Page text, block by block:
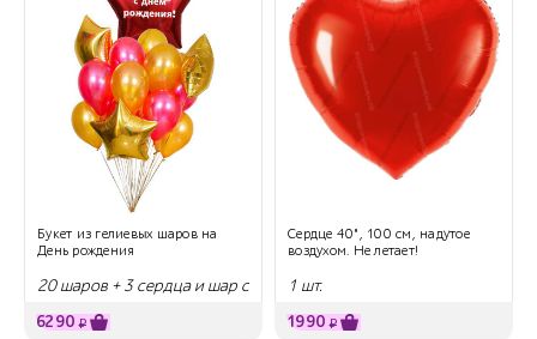
Букет из гелиевых шаров на
День рождения
20 шаров + 3 сердца и шар с
6290 ₽
Сердце 40", 100 см, надутое
воздухом. Не летает!
1 шт.
1990 ₽